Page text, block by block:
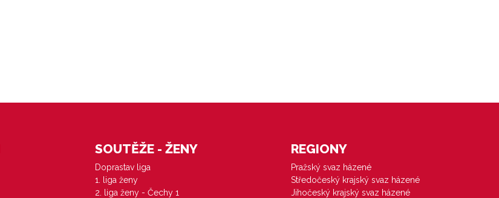
SOUTĚŽE - ŽENY
Doprastav liga
1. liga ženy
2. liga ženy - Čechy 1
REGIONY
Pražský svaz házené
Středočeský krajský svaz házené
Jihočeský krajský svaz házené